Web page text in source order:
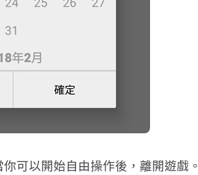
可以開始自由操作後，離開遊戲。